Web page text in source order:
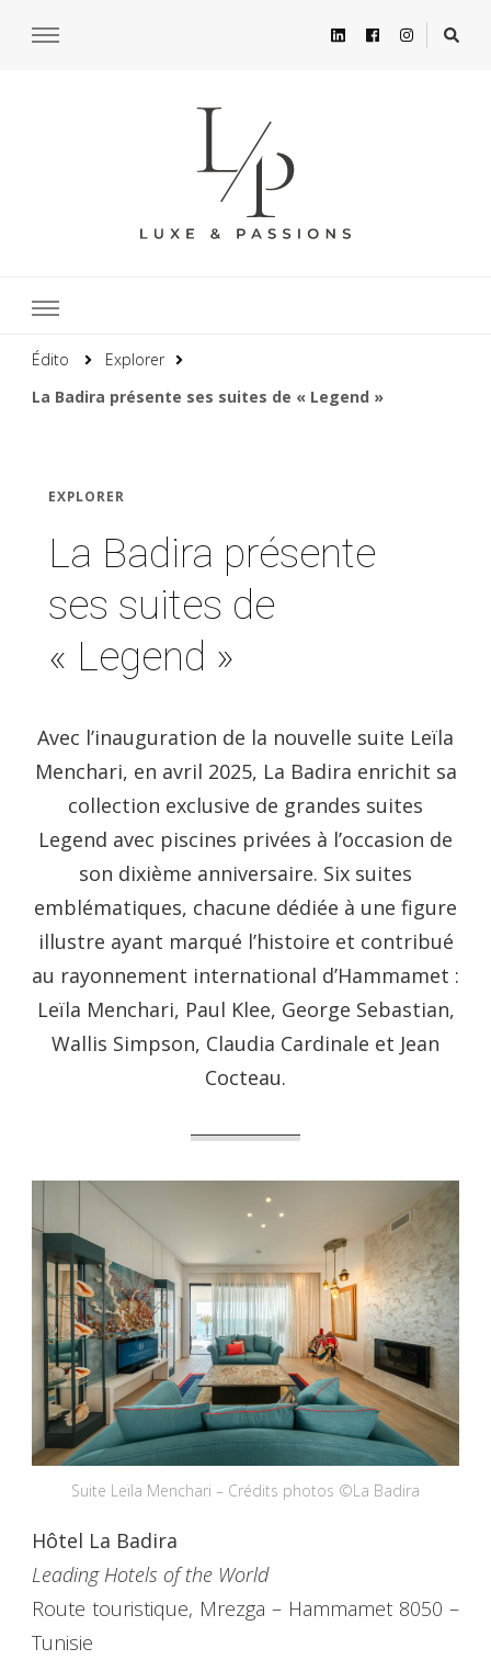
Édito
Explorer
La Badira présente ses suites de « Legend »
EXPLORER
La Badira présente
ses suites de
« Legend »
Avec l’inauguration de la nouvelle suite Leïla
Menchari, en avril 2025, La Badira enrichit sa
collection exclusive de grandes suites
Legend avec piscines privées à l’occasion de
son dixième anniversaire. Six suites
emblématiques, chacune dédiée à une figure
illustre ayant marqué l’histoire et contribué
au rayonnement international d’Hammamet :
Leïla Menchari, Paul Klee, George Sebastian,
Wallis Simpson, Claudia Cardinale et Jean
Cocteau.
Suite Leïla Menchari – Crédits photos ©La Badira
Hôtel La Badira
Leading Hotels of the World
Route touristique, Mrezga – Hammamet 8050 –
Tunisie